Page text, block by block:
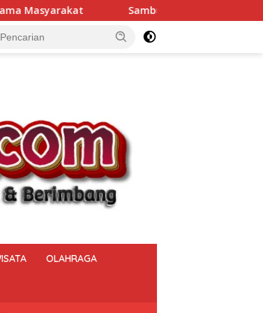
HUT ke-81 RI, Polsek Muara Beliti Iptu Miming
OLAHRAGA